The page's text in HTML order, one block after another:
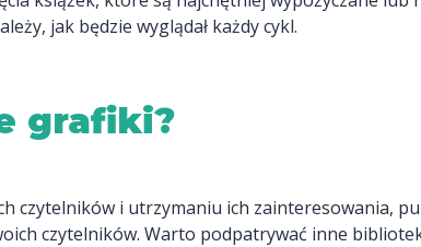
jak będzie wyglądał każdy cykl.
grafiki?
czytelników i utrzymaniu ich zainteresowania,
czytelników. Warto podpatrywać inne